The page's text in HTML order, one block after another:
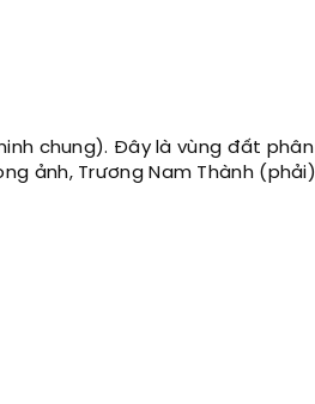
chung). Đây là vùng đất phân
ảnh, Trương Nam Thành (phải)